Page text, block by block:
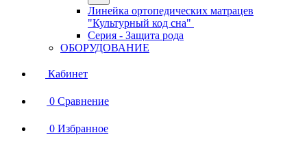
Линейка ортопедических матрацев
"Культурный код сна"
Серия - Защита рода
ОБОРУДОВАНИЕ
Кабинет
0 Сравнение
0 Избранное